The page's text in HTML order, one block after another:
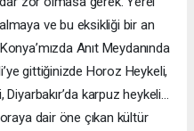
ve bu eksikliği bir an
Anıt Meydanında
gittiğinizde Horoz Heykeli,
karpuz heykeli…
dair öne çıkan kültür